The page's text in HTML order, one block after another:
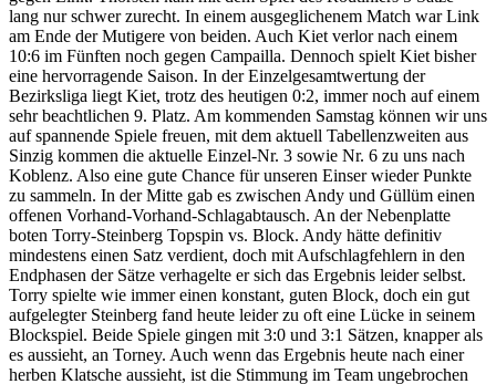
lang nur schwer zurecht. In einem ausgeglichenem Match war Link
am Ende der Mutigere von beiden. Auch Kiet verlor nach einem
10:6 im Fünften noch gegen Campailla. Dennoch spielt Kiet bisher
eine hervorragende Saison. In der Einzelgesamtwertung der
Bezirksliga liegt Kiet, trotz des heutigen 0:2, immer noch auf einem
sehr beachtlichen 9. Platz. Am kommenden Samstag können wir uns
auf spannende Spiele freuen, mit dem aktuell Tabellenzweiten aus
Sinzig kommen die aktuelle Einzel-Nr. 3 sowie Nr. 6 zu uns nach
Koblenz. Also eine gute Chance für unseren Einser wieder Punkte
zu sammeln. In der Mitte gab es zwischen Andy und Güllüm einen
offenen Vorhand-Vorhand-Schlagabtausch. An der Nebenplatte
boten Torry-Steinberg Topspin vs. Block. Andy hätte definitiv
mindestens einen Satz verdient, doch mit Aufschlagfehlern in den
Endphasen der Sätze verhagelte er sich das Ergebnis leider selbst.
Torry spielte wie immer einen konstant, guten Block, doch ein gut
aufgelegter Steinberg fand heute leider zu oft eine Lücke in seinem
Blockspiel. Beide Spiele gingen mit 3:0 und 3:1 Sätzen, knapper als
es aussieht, an Torney. Auch wenn das Ergebnis heute nach einer
herben Klatsche aussieht, ist die Stimmung im Team ungebrochen